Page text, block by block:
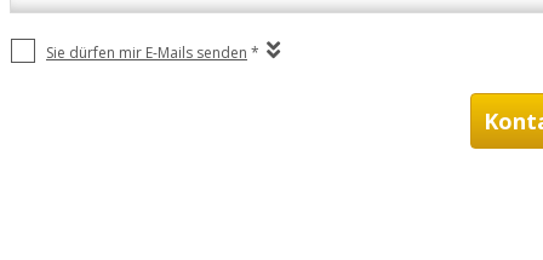
Sie dürfen mir E-Mails senden *